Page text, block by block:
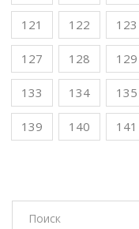
121 122 123
127 128 129
133 134 135
139 140 141